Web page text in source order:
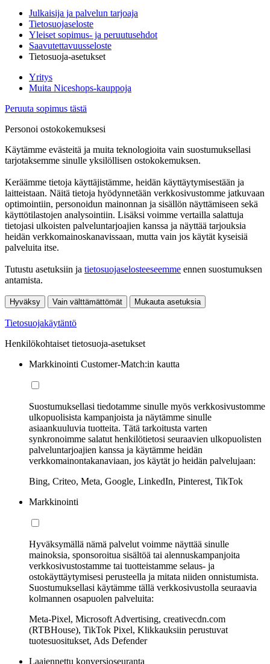
Julkaisija ja palvelun tarjoaja
Tietosuojaseloste
Yleiset sopimus- ja peruutusehdot
Saavutettavuusseloste
Tietosuoja-asetukset
Yritys
Muita Niceshops-kauppoja
Peruuta sopimus tästä
Personoi ostokokemuksesi
Käytämme evästeitä ja muita teknologioita vain suostumuksellasi
tarjotaksemme sinulle yksilöllisen ostokokemuksen.
Keräämme tietoja käyttäjistämme, heidän käyttäytymisestään ja
laitteistaan. Näitä tietoja hyödynnetään verkkosivustomme jatkuvaan
optimointiin, personoidun mainonnan ja sisällön näyttämiseen sekä
käyttötilastojen analysointiin. Lisäksi voimme vertailla salattuja
tietojasi ulkoisten palveluntarjoajien kanssa ja näyttää tarjouksia
heidän verkkomainoskanavissaan, mutta vain jos käytät kyseisiä
palveluita itse.
Tutustu asetuksiin ja tietosuojaselosteeseemme ennen suostumuksen
antamista.
Hyväksy Vain välttämättömät Mukauta asetuksia
Tietosuojakäytäntö
Henkilökohtaiset tietosuoja-asetukset
Markkinointi Customer-Match:in kautta
Suostumuksellasi tiedotamme sinulle myös verkkosivustomme
ulkopuolisista kampanjoista ja näytämme sinulle
asiaankuuluvia tuotteita. Tätä tarkoitusta varten
synkronoimme salatut henkilötietosi seuraavien ulkopuolisten
palveluntarjoajien kanssa ja käytämme heidän
verkkomainontakanaviaan, jos käytät jo heidän palvelujaan:
Bing, Criteo, Meta, Google, LinkedIn, Pinterest, TikTok
Markkinointi
Hyväksymällä nämä palvelut voimme näyttää sinulle
mainoksia, sponsoroitua sisältöä tai alennuskampanjoita
verkkosivustostamme tai tuotteistamme selaus- ja
ostokäyttäytymisesi perusteella ja mitata niiden onnistumista.
Suostumuksellasi käytämme tällä verkkosivustolla seuraavia
kolmannen osapuolen palveluita:
Meta-Pixel, Microsoft Advertising, creativecdn.com
(RTBHouse), TikTok Pixel, Klikkauksiin perustuvat
tuotesuositukset, Ads Defender
Laajennettu konversioseuranta